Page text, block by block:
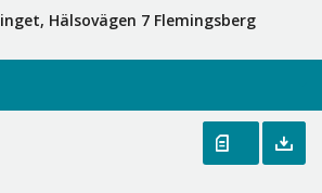
Hälsovägen 7 Flemingsberg